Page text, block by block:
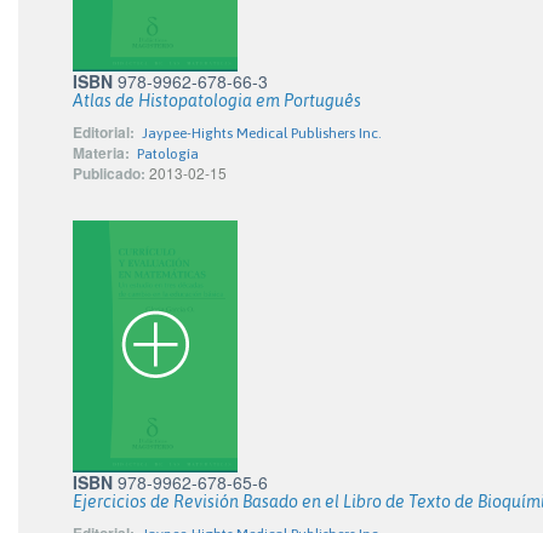
ISBN 978-9962-678-66-3
Atlas de Histopatologia em Português
Editorial: Jaypee-Hights Medical Publishers Inc.
Materia: Patología
Publicado: 2013-02-15
ISBN 978-9962-678-65-6
Ejercicios de Revisión Basado en el Libro de Texto de